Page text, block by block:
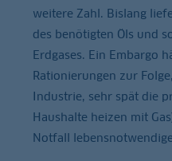
weitere Zahl. Bislang
des benötigten Öls und
Erdgases. Ein Embargo
Rationierungen zur
Industrie, sehr spät die
Haushalte heizen mit
Notfall